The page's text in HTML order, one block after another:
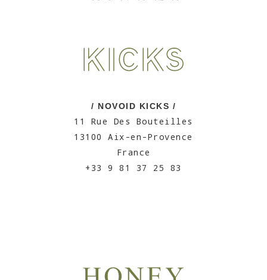
/ NOVOID KICKS /
11 Rue Des Bouteilles
13100 Aix-en-Provence
France
+33 9 81 37 25 83